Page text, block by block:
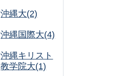
沖縄大(2)
沖縄国際大(4)
沖縄キリスト
教学院大(1)